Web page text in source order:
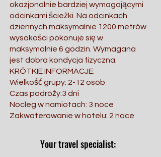
okazjonalnie bardziej wymagającymi
odcinkami ścieżki. Na odcinkach
dziennych maksymalnie 1200 metrów
wysokości pokonuje się w
maksymalnie 6 godzin. Wymagana
jest dobra kondycja fizyczna.
KRÓTKIE INFORMACJE:
Wielkość grupy: 2-12 osób
Czas podróży:3 dni
Nocleg w namiotach: 3 noce
Zakwaterowanie w hotelu: 2 noce
Your travel specialist: